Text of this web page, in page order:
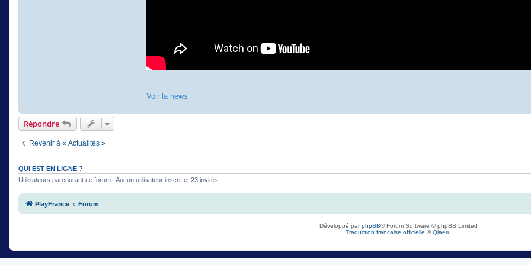
Voir la news
Répondre
Revenir à « Actualités »
QUI EST EN LIGNE ?
Utilisateurs parcourant ce forum : Aucun utilisateur inscrit et 23 invités
PlayFrance Forum
Développé parphpBB® Forum Software © phpBB Limited
Traduction française officielle ©Qiaeru